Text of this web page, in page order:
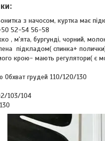
з начосом, куртка має
50 52-54 56-58
, м'ята, бургунді, чорний,
підкладом( спинка+
крою- мають регулятори( є
Обхват грудей 110/120/130
103/104